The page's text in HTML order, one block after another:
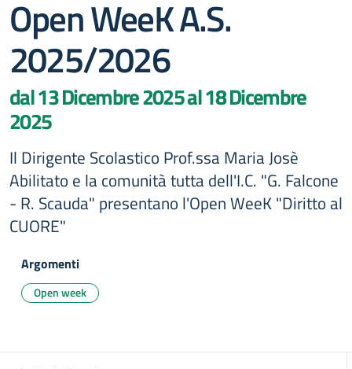
Open WeeK A.S.
2025/2026
dal 13 Dicembre 2025 al 18 Dicembre
2025
Il Dirigente Scolastico Prof.ssa Maria Josè
Abilitato e la comunità tutta dell'I.C. "G. Falcone
- R. Scauda" presentano l'Open WeeK "Diritto al
CUORE"
Argomenti
Open week